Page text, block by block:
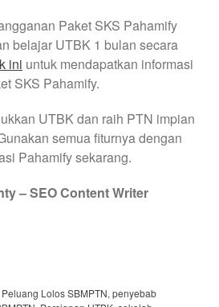
Paket SKS Pahamify
belajar UTBK 1 bulan secara
ini untuk mendapatkan informasi
SKS Pahamify.
UTBK dan raih PTN impian
semua fiturnya dengan
Pahamify sekarang.
– SEO Content Writer
Peluang Lolos SBMPTN, penyebab